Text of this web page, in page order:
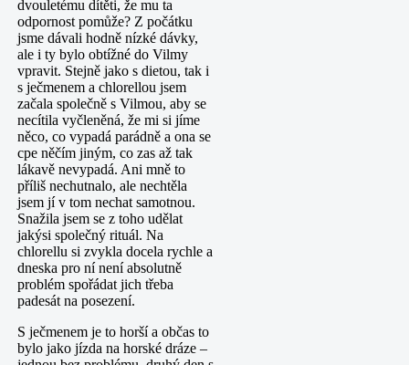
dvouletému dítěti, že mu ta
odpornost pomůže? Z počátku
jsme dávali hodně nízké dávky,
ale i ty bylo obtížné do Vilmy
vpravit. Stejně jako s dietou, tak i
s ječmenem a chlorellou jsem
začala společně s Vilmou, aby se
necítila vyčleněná, že mi si jíme
něco, co vypadá parádně a ona se
cpe něčím jiným, co zas až tak
lákavě nevypadá. Ani mně to
příliš nechutnalo, ale nechtěla
jsem jí v tom nechat samotnou.
Snažila jsem se z toho udělat
jakýsi společný rituál. Na
chlorellu si zvykla docela rychle a
dneska pro ní není absolutně
problém spořádat jich třeba
padesát na posezení.
S ječmenem je to horší a občas to
bylo jako jízda na horské dráze –